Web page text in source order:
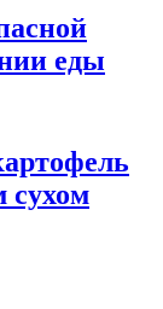
еды
сухом